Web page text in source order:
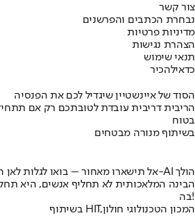
צור קשר
נבחרת הכתבים והפרשנים
מדיניות פרטיות
הצהרת נגישות
תנאי שימוש
כדאילהכיר
הסוד של איינשטיין שיגדיל לכם את הפנסיה
הריבית דריבית עובדת לטובתכם רק אם
בטוח
בשיתוף מנורה מבטחים
אל תישארו מאחור – בואו לגלות לאן ה-AI הולך
הבינה המלאכותית לא תחליף אנשים, היא
בה!
בשיתוף HIT,המכון הטכנולוגי חולון